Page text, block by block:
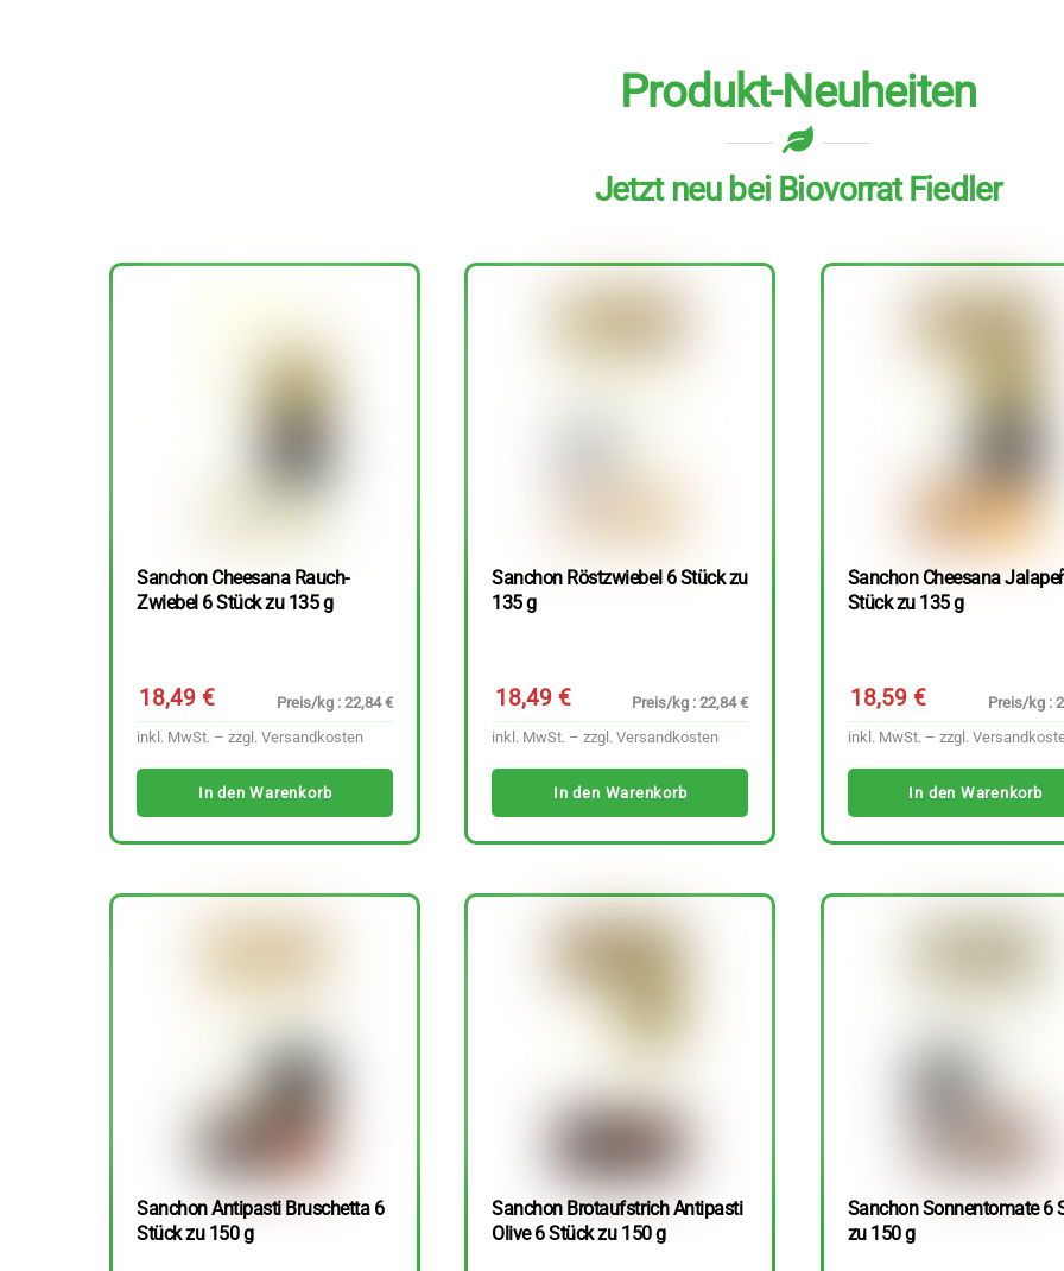
Produkt-Neuheiten
Jetzt neu bei Biovorrat Fiedler
Sanchon Cheesana Rauch-
Zwiebel 6 Stück zu 135 g
18,49€
Preis/kg : 22,84 €
inkl. MwSt. – zzgl. Versandkosten
In den Warenkorb
Sanchon Röstzwiebel 6 Stück zu
135 g
18,49 €
Preis/kg : 22,84 €
inkl. MwSt. – zzgl.Versandkosten
In den Warenkorb
Sanchon Cheesana
Stück zu 135 g
18,59 €
Preis/kg :
inkl. MwSt. – zzgl.
In den Warenkorb
Sanchon Antipasti Bruschetta 6
Stück zu 150 g
Sanchon Brotaufstrich Antipasti
Olive 6 Stück zu 150 g
Sanchon Sonnentomate 6
zu 150 g